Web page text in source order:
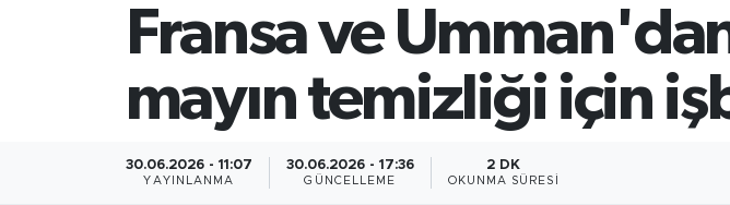
Fransa ve
mayın temizliği için
30.06.2026 - 11:07
YAYINLANMA
30.06.2026 - 17:36
GÜNCELLEME
2 DK
OKUNMA SÜRESI
Kültür - Sanat ve Tarih